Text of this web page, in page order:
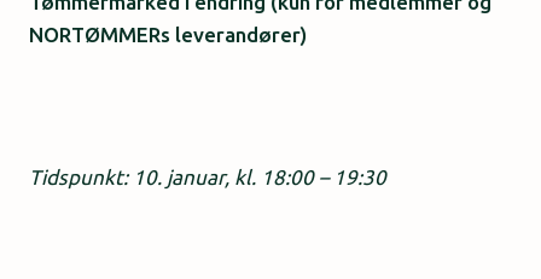
NORTØMMERs leverandører)
Tidspunkt: 10. januar, kl. 18:00 – 19:30